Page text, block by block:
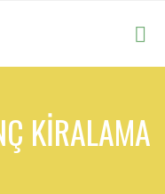
KIRALAMA